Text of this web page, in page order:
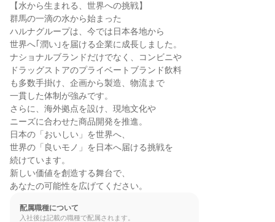
【水から生まれる、世界への挑戦】
群馬の一滴の水から始まった
ハルナグループは、今では日本各地から
世界へ｢潤い｣を届ける企業に成長しました。
ナショナルブランドだけでなく、コンビニや
ドラッグストアのプライベートブランド飲料
も多数手掛け、企画から製造、物流まで
一貫した体制が強みです。
さらに、海外拠点を設け、現地文化や
ニーズに合わせた商品開発を推進。
日本の「おいしい」を世界へ、
世界の「良いモノ」を日本へ届ける挑戦を
続けています。
新しい価値を創造する舞台で、
あなたの可能性を広げてください。
配属職種について
入社後は記載の職種で配属されます。